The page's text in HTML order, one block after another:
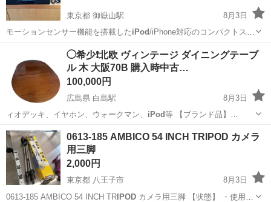
東京都 御嶽山駅
8月3日
モーションセンサー機能を搭載した iPod/iPhone対応のコンパクトスピ
ー…
御嶽山駅 周辺機器 ロジクール
◯希少❗️北欧 ヴィンテージ ダイニングテーブ
ル 木 大阪70B 購入時中古…
100,000円
広島県 白島駅
8月3日
ィオデッキ、イヤホン、ウォークマン、 iPod等 【ブランド品】
Vuitton、C…
広島 広島市 白島駅 テーブル ヴィンテージ
0613-185 AMBICO 54 INCH TRIPOD カメラ
用三脚
2,000円
東京都 八王子市
8月3日
0613-185 AMBICO 54 INCH TRIPODカメラ用三脚 【状態】 ・使用に